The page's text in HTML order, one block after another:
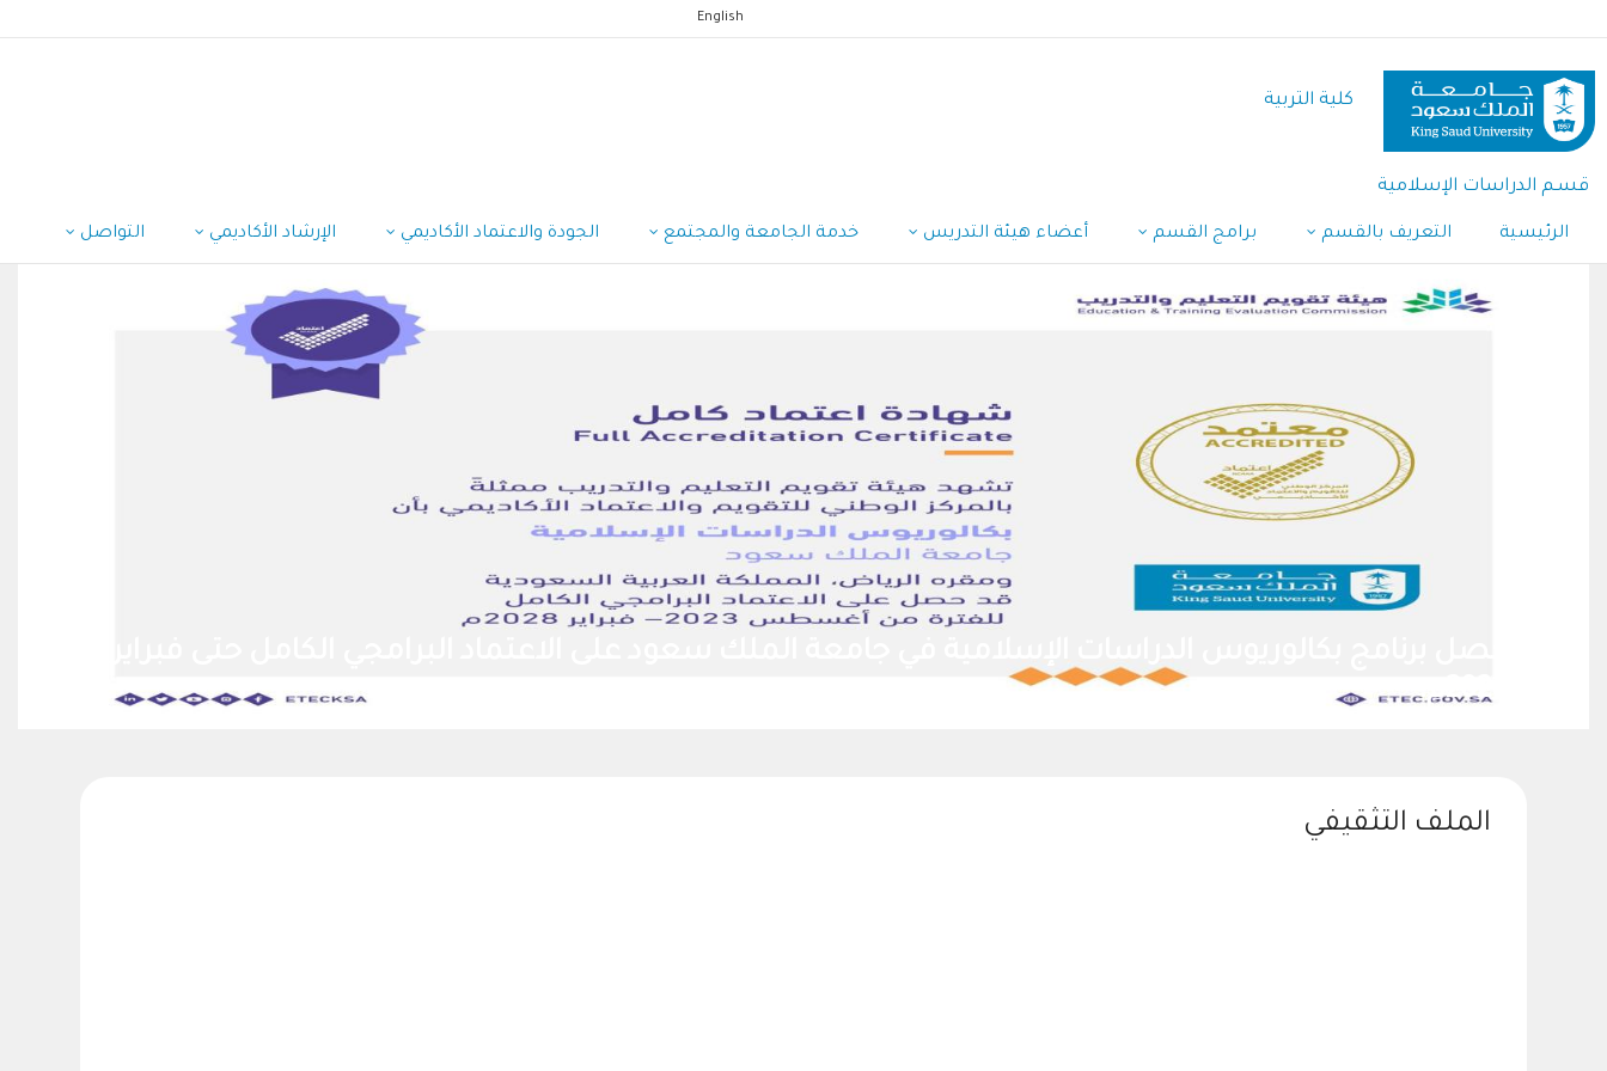
المحتوى
الرئيسي
English
كلية التربية
قسـم الدراسات الإسلامية
الرئيسية التعريف بالقسم برامج القسم أعضاء هيئة التدريس خدمة الجامعة والمجتمع الجودة والاعتماد الأكاديمي الإرشاد الأكاديمي التواصل
حصل برنامج بكالوريوس الدراسات الإسلامية في جامعة الملك سعود على الاعتماد البرامجي الكامل حتى فبراير
2028م.
الملف التثقيفي